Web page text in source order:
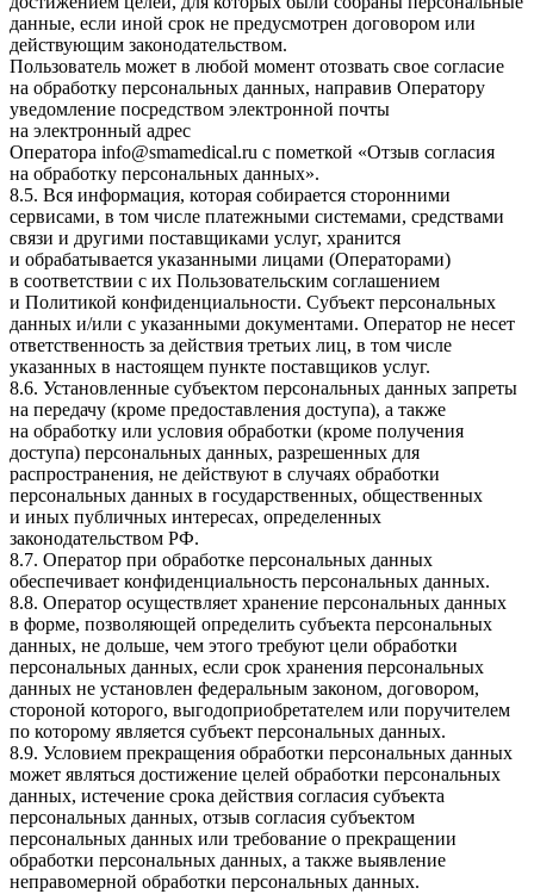
данные, если иной срок не предусмотрен договором или
действующим законодательством.
Пользователь может в любой момент отозвать свое согласие
на обработку персональных данных, направив Оператору
уведомление посредством электронной почты
на электронный адрес
Оператора info@smamedical.ru с пометкой «Отзыв согласия
на обработку персональных данных».
8.5. Вся информация, которая собирается сторонними
сервисами, в том числе платежными системами, средствами
связи и другими поставщиками услуг, хранится
и обрабатывается указанными лицами (Операторами)
в соответствии с их Пользовательским соглашением
и Политикой конфиденциальности. Субъект персональных
данных и/или с указанными документами. Оператор не несет
ответственность за действия третьих лиц, в том числе
указанных в настоящем пункте поставщиков услуг.
8.6. Установленные субъектом персональных данных запреты
на передачу (кроме предоставления доступа), а также
на обработку или условия обработки (кроме получения
доступа) персональных данных, разрешенных для
распространения, не действуют в случаях обработки
персональных данных в государственных, общественных
и иных публичных интересах, определенных
законодательством РФ.
8.7. Оператор при обработке персональных данных
обеспечивает конфиденциальность персональных данных.
8.8. Оператор осуществляет хранение персональных данных
в форме, позволяющей определить субъекта персональных
данных, не дольше, чем этого требуют цели обработки
персональных данных, если срок хранения персональных
данных не установлен федеральным законом, договором,
стороной которого, выгодоприобретателем или поручителем
по которому является субъект персональных данных.
8.9. Условием прекращения обработки персональных данных
может являться достижение целей обработки персональных
данных, истечение срока действия согласия субъекта
персональных данных, отзыв согласия субъектом
персональных данных или требование о прекращении
обработки персональных данных, а также выявление
неправомерной обработки персональных данных.